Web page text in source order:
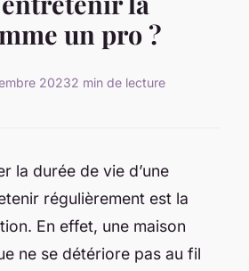
un pro ?
20232 min de lecture
la durée de vie d’une
régulièrement est la
En effet, une maison
ne se détériore pas au fil